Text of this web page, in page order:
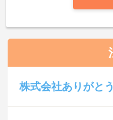
株式会社ありがとう